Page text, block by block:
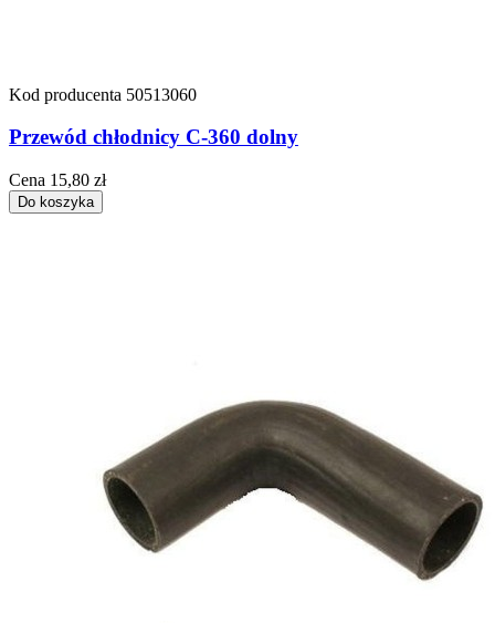
Kod producenta 50513060
Przewód chłodnicy C-360 dolny
Cena 15,80 zł
Do koszyka